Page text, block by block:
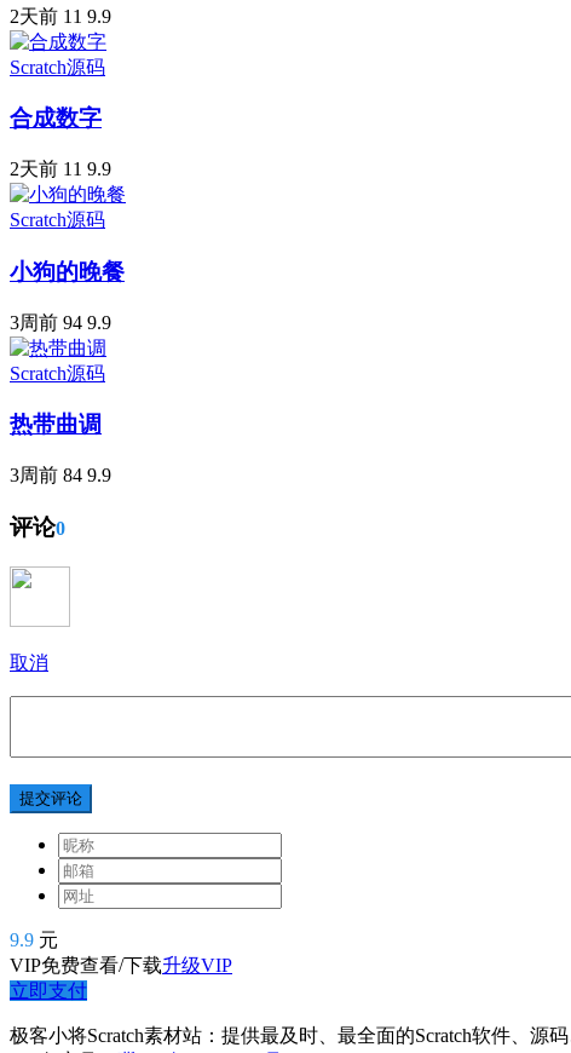
2天前 11 9.9
Scratch源码
合成数字
2天前 11 9.9
Scratch源码
小狗的晚餐
3周前 94 9.9
Scratch源码
热带曲调
3周前 84 9.9
评论0
取消
提交评论
9.9 元
VIP免费查看/下载升级VIP
立即支付
极客小将Scratch素材站：提供最及时、最全面的Scratch软件、源